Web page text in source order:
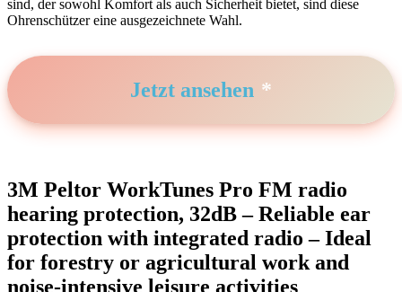
sind, der sowohl Komfort als auch Sicherheit bietet, sind diese
Ohrenschützer eine ausgezeichnete Wahl.
Jetzt ansehen
3M⁣ Peltor WorkTunes Pro FM radio
hearing protection, 32dB – Reliable ear
‍protection with integrated radio – Ideal
for forestry ‍or agricultural work and
noise-intensive leisure activities